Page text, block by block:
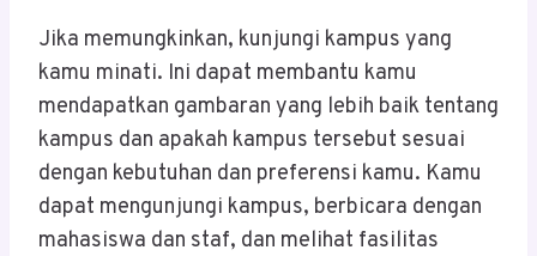
Jika memungkinkan, kunjungi kampus yang
kamu minati. Ini dapat membantu kamu
mendapatkan gambaran yang lebih baik tentang
kampus dan apakah kampus tersebut sesuai
dengan kebutuhan dan preferensi kamu. Kamu
dapat mengunjungi kampus, berbicara dengan
mahasiswa dan staf, dan melihat fasilitas